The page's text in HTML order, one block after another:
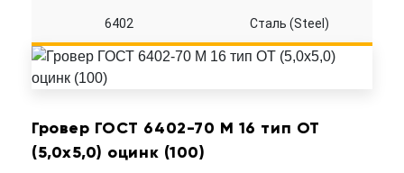
Гровер ГОСТ 6402-70 M 16 тип ОТ
(5,0x5,0) оцинк (100)
6402 Сталь (Steel)